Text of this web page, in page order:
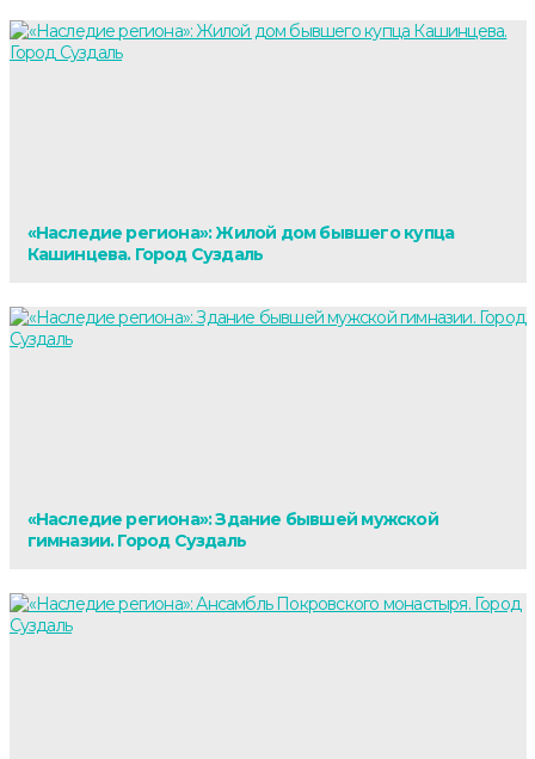
«Наследие региона»: Жилой дом бывшего купца
Кашинцева. Город Суздаль
«Наследие региона»: Здание бывшей мужской
гимназии. Город Суздаль